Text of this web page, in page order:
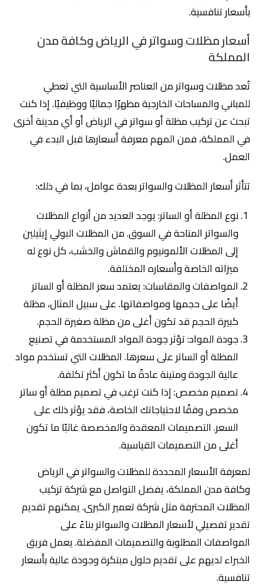
بأسعار تنافسية.
أسعار مظلات وسواتر في الرياض وكافة مدن
المملكة
تُعد مظلات وسواتر من العناصر الأساسية التي تعطي
للمباني والمساحات الخارجية مظهرًا جماليًا ووظيفيًا. إذا كنت
تبحث عن تركيب مظلة أو سواتر في الرياض أو أي مدينة أخرى
في المملكة، فمن المهم معرفة أسعارها قبل البدء في
العمل.
تتأثر أسعار المظلات والسواتر بعدة عوامل، بما في ذلك:
نوع المظلة أو الساتر: يوجد العديد من أنواع المظلات
والسواتر المتاحة في السوق. من المظلات البولي إيثيلين
إلى المظلات الألمونيوم والقماش والخشب، كل نوع له
ميزاته الخاصة وأسعاره المختلفة.
المواصفات والمقاسات: يعتمد سعر المظلة أو الساتر
أيضًا على حجمها ومواصفاتها. على سبيل المثال، مظلة
كبيرة الحجم قد تكون أغلى من مظلة صغيرة الحجم.
جودة المواد: تؤثر جودة المواد المستخدمة في تصنيع
المظلة أو الساتر على سعرها. المظلات التي تستخدم مواد
عالية الجودة ومتينة عادةً ما تكون أكثر تكلفة.
تصميم مخصص: إذا كنت ترغب في تصميم مظلة أو ساتر
مخصص وفقًا لاحتياجاتك الخاصة، فقد يؤثر ذلك على
السعر. التصميمات المعقدة والمخصصة غالبًا ما تكون
أغلى من التصميمات القياسية.
لمعرفة الأسعار المحددة للمظلات والسواتر في الرياض
وكافة مدن المملكة، يفضل التواصل مع شركة تركيب
المظلات المحترفة مثل شركة تعمير الكبرى. يمكنهم تقديم
تقدير تفصيلي لأسعار المظلات والسواتر بناءً على
المواصفات المطلوبة والتصميمات المفضلة. يعمل فريق
الخبراء لديهم على تقديم حلول مبتكرة وجودة عالية بأسعار
تنافسية.